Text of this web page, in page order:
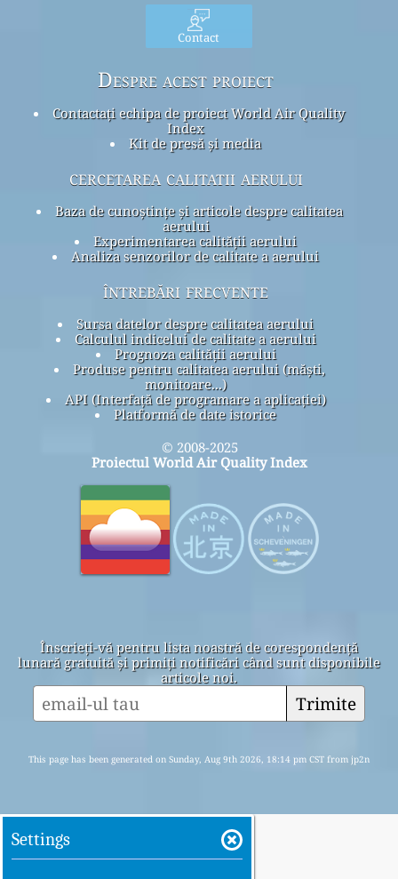
Contact
Despre acest proiect
Contactați echipa de proiect World Air Quality
Index
Kit de presă și media
cercetarea calitatii aerului
Baza de cunoștințe și articole despre calitatea
aerului
Experimentarea calității aerului
Analiza senzorilor de calitate a aerului
întrebări frecvente
Sursa datelor despre calitatea aerului
Calculul indicelui de calitate a aerului
Prognoza calității aerului
Produse pentru calitatea aerului (măști,
monitoare...)
API (Interfață de programare a aplicației)
Platformă de date istorice
© 2008-2025
Proiectul World Air Quality Index
Înscrieți-vă pentru lista noastră de corespondență
lunară gratuită și primiți notificări când sunt disponibile
articole noi.
Trimite
This page has been generated on Sunday, Aug 9th 2026, 18:14 pm CST from jp2n
Settings